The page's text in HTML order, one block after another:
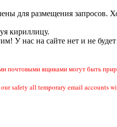
для размещения запросов.
кириллицу.
У нас на сайте нет и не
почтовыми ящиками могут быть
safety all temporary email